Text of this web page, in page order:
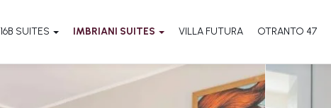
16B SUITES IMBRIANI SUITES VILLA FUTURA OTRANTO 47